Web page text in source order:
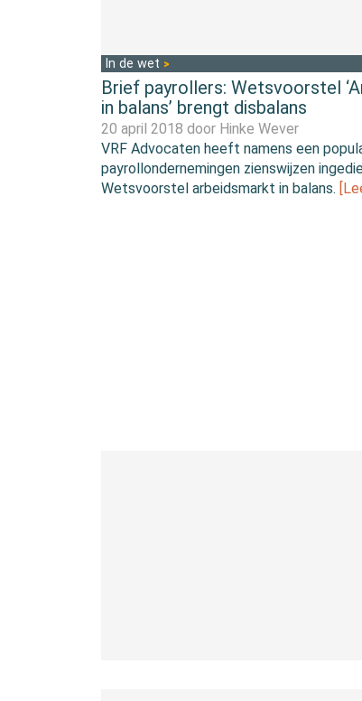
In de wet
Brief payrollers: Wetsvoorstel
in balans’ brengt disbalans
20 april 2018 door Hinke Wever
VRF Advocaten heeft namens een
payrollondernemingen zienswijzen
Wetsvoorstel arbeidsmarkt in balans.